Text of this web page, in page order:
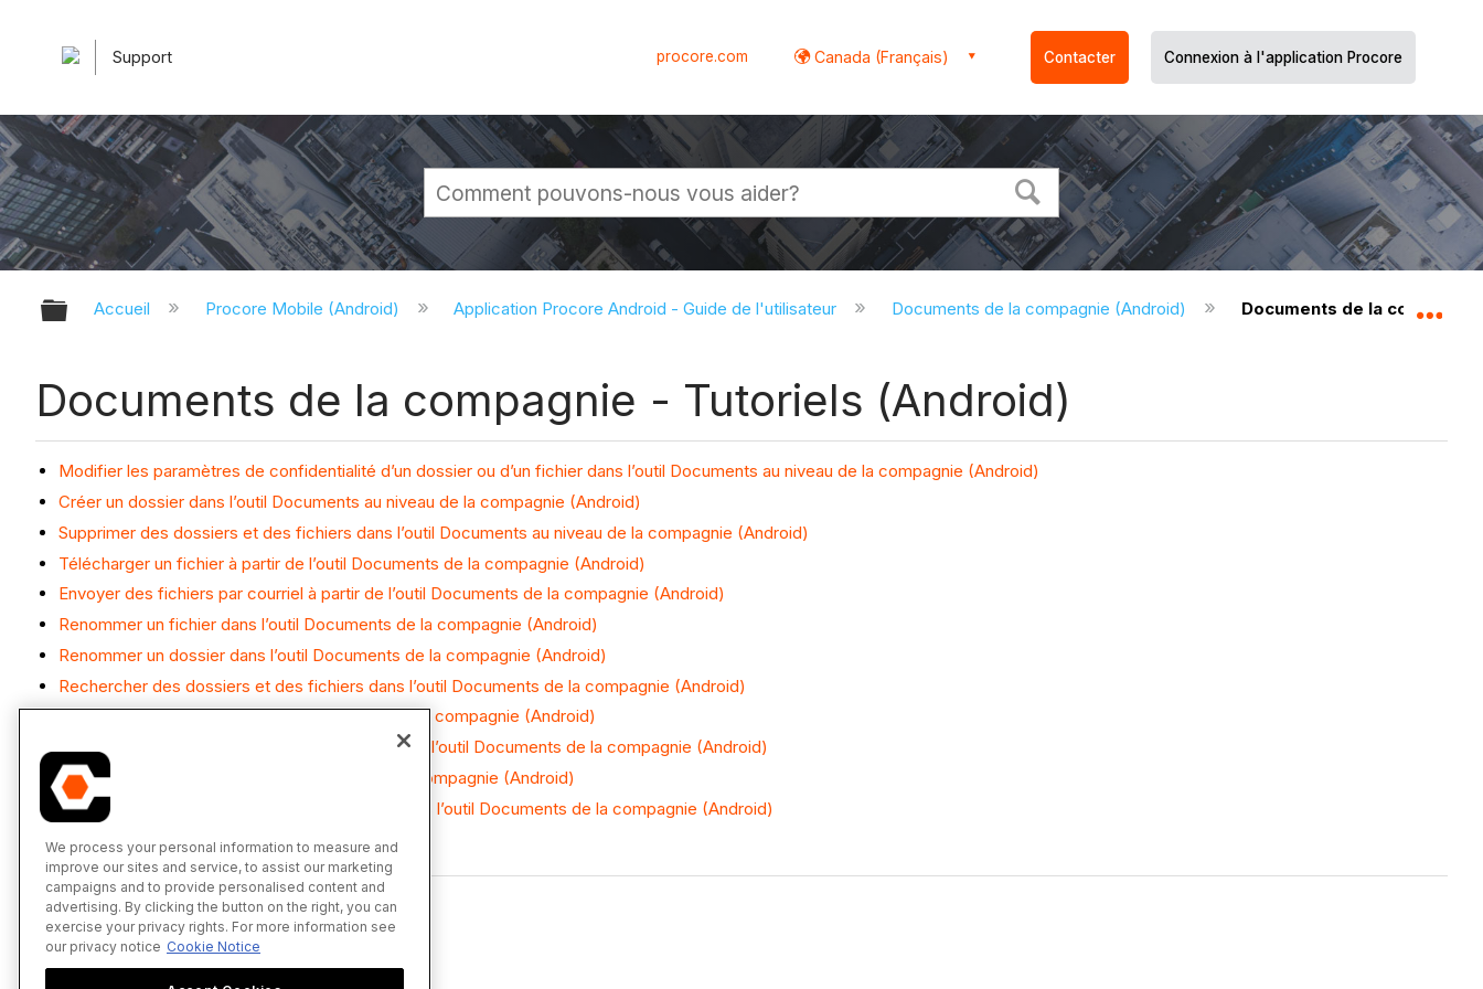
Support procore.com Canada (Français) Contacter Connexion à l'application Procore
Développer/réduire la hiérarchie globale
Accueil Procore Mobile (Android) Application Procore Android - Guide de l'utilisateur Documents de la compagnie (Android) Documents de la
Documents de la compagnie - Tutoriels (Android)
Modifier les paramètres de confidentialité d’un dossier ou d’un fichier dans l’outil Documents au niveau de la compagnie (Android)
Créer un dossier dans l’outil Documents au niveau de la compagnie (Android)
Supprimer des dossiers et des fichiers dans l’outil Documents au niveau de la compagnie (Android)
Télécharger un fichier à partir de l’outil Documents de la compagnie (Android)
Envoyer des fichiers par courriel à partir de l’outil Documents de la compagnie (Android)
Renommer un fichier dans l’outil Documents de la compagnie (Android)
Renommer un dossier dans l’outil Documents de la compagnie (Android)
Rechercher des dossiers et des fichiers dans l’outil Documents de la compagnie (Android)
Téléverser un fichier dans l’outil Documents de la compagnie (Android)
Téléverser une nouvelle version d’un fichier dans l’outil Documents de la compagnie (Android)
Afficher un fichier dans l’outil Documents de la compagnie (Android)
Afficher une version précédente d’un fichier dans l’outil Documents de la compagnie (Android)
We process your personal information to measure and
improve our sites and service, to assist our marketing
campaigns and to provide personalised content and
advertising. By clicking the button on the right, you can
exercise your privacy rights. For more information see
our privacy notice Cookie Notice